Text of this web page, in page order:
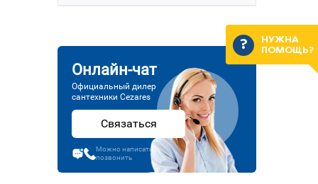
Онлайн-чат
Официальный дилер
сантехники Cezares
Связаться
Можно написать или
позвонить
НУЖНА
ПОМОЩЬ?